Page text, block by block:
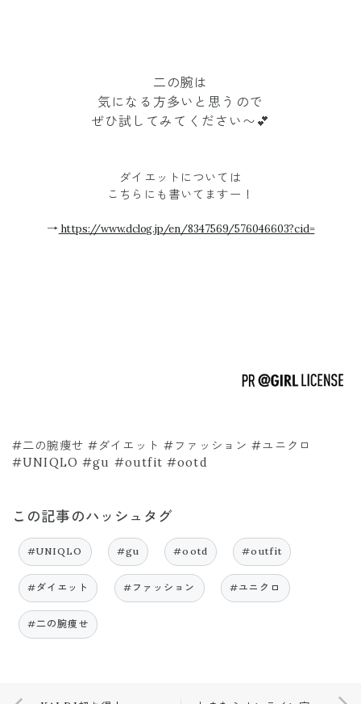
二の腕は
気になる方多いと思うので
ぜひ試してみてください〜💕
ダイエットについては
こちらにも書いてますー！
→ https://www.dclog.jp/en/8347569/576046603?cid=
#二の腕痩せ #ダイエット #ファッション #ユニクロ
#UNIQLO #gu #outfit #ootd
この記事のハッシュタグ
#UNIQLO #gu #ootd #outfit
#ダイエット #ファッション #ユニクロ
#二の腕痩せ